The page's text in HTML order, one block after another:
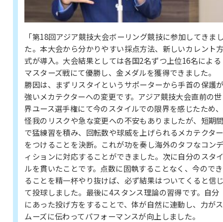
「第18回アジア競技大会ボーリング競技に参加してきま
た。本大会から分かりやすい採点方法、新しいカレント
式が導入。大会結果としては各国2名ずつ上位16名による
マスターズ戦にて優勝し、金メダルを獲得できました。
勝因は、まずリスタイというサポーターから手首の保護
強いメカテクターへの変更です。アジア競技大会直前の世
界ユース選手権にて今のスタイルでの限界を感じたため、
怪我のリスクや急な変更への不安もありましたが、短期
で猛練習を積み、回転数や球威を上げられるメカテクター
をつけることを決断。これが功を奏し海外のタフなコン
ィションに対応することができました。次に自分のスタ
ルを貫いたことです。点数に固執することなく、今のでき
ることを精一杯やり抜けば、必ず結果はついてくると信
て投球しました。最後に4スタンス理論の習得です。自分
にあった投げ方をすることで、体が自然に連動し、力がス
ムーズに伝わってパフォーマンスが向上しました。